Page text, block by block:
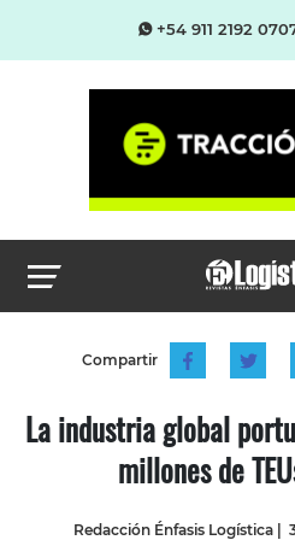
+54 911 2192
Compartir
La industria global
millones de
Redacción Énfasis Logística|